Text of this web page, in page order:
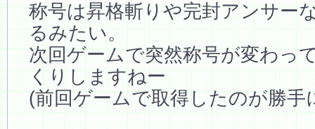
称号は昇格斬りや完封アンサー
るみたい。
次回ゲームで突然称号が変わっ
くりしますねー
(前回ゲームで取得したのが勝手